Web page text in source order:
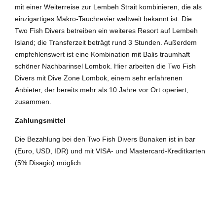
mit einer Weiterreise zur Lembeh Strait kombinieren, die als
einzigartiges Makro-Tauchrevier weltweit bekannt ist. Die
Two Fish Divers betreiben ein weiteres Resort auf Lembeh
Island; die Transferzeit beträgt rund 3 Stunden. Außerdem
empfehlenswert ist eine Kombination mit Balis traumhaft
schöner Nachbarinsel Lombok. Hier arbeiten die Two Fish
Divers mit Dive Zone Lombok, einem sehr erfahrenen
Anbieter, der bereits mehr als 10 Jahre vor Ort operiert,
zusammen.
Zahlungsmittel
Die Bezahlung bei den Two Fish Divers Bunaken ist in bar
(Euro, USD, IDR) und mit VISA- und Mastercard-Kreditkarten
(5% Disagio) möglich.